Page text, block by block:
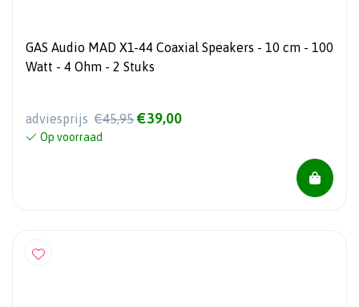
GAS Audio MAD X1-44 Coaxial Speakers - 10 cm - 100
Watt - 4 Ohm - 2 Stuks
adviesprijs €45,95 €39,00
Op voorraad